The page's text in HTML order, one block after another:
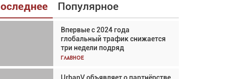
Популярное
Впервые с 2024 года
глобальный трафик снижается
три недели подряд
Главное
Взгляд с высоты: тандем
вертолётов и БПЛА в
спасательных операциях
Главное